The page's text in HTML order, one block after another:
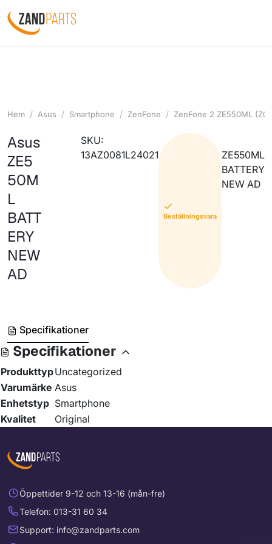
Hem Asus Smartphone ZenFone ZenFone 2 ZE550ML
Asus
ZE5
50M
L
BATT
ERY
NEW
AD
SKU:
13AZ0081L24021
Beställningsvara
ZE550ML
BATTERY
NEW AD
Specifikationer
Specifikationer
ProdukttypUncategorized
Varumärke Asus
Enhetstyp Smartphone
Kvalitet
Original
Öppettider 9-12 och 13-16 (mån-fre)
Telefon: 013-31 60 34
Support: info@zandparts.com